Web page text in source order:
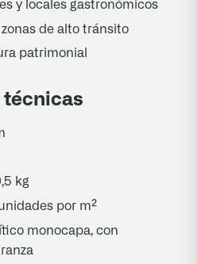
y locales gastronómicos
de alto tránsito
patrimonial
kg
por m²
monocapa, con